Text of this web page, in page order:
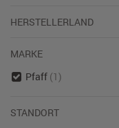
HERSTELLERLAND
MARKE
Pfaff (1)
STANDORT